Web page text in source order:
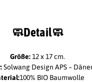
🧼Detail🧼
Größe:12 x 17 cm.
Solwang Design APS –
100% BIO Baumwolle